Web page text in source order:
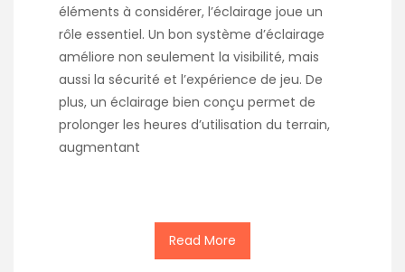
éléments à considérer, l’éclairage joue un
rôle essentiel. Un bon système d’éclairage
améliore non seulement la visibilité, mais
aussi la sécurité et l’expérience de jeu. De
plus, un éclairage bien conçu permet de
prolonger les heures d’utilisation du terrain,
augmentant
Read More